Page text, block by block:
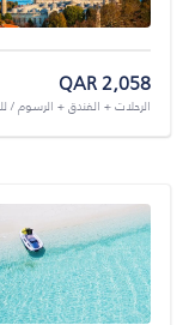
QAR 2,058
الرحلات + الفندق + الرسوم /